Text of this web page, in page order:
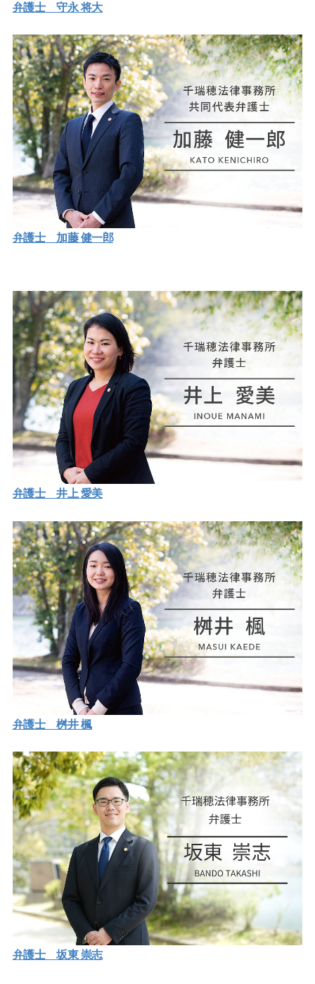
弁護士 守永 将大
弁護士 加藤 健一郎
弁護士 井上 愛美
弁護士 桝井 楓
弁護士 坂東 崇志